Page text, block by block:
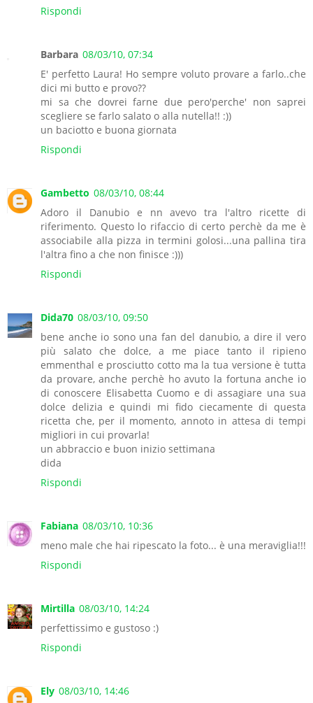
Rispondi
Barbara 08/03/10, 07:34
E' perfetto Laura! Ho sempre voluto provare a farlo..che
dici mi butto e provo??
mi sa che dovrei farne due pero'perche' non saprei
scegliere se farlo salato o alla nutella!! :))
un baciotto e buona giornata
Rispondi
Gambetto 08/03/10, 08:44
Adoro il Danubio e nn avevo tra l'altro ricette di
riferimento. Questo lo rifaccio di certo perchè da me è
associabile alla pizza in termini golosi...una pallina tira
l'altra fino a che non finisce :)))
Rispondi
Dida70 08/03/10, 09:50
bene anche io sono una fan del danubio, a dire il vero
più salato che dolce, a me piace tanto il ripieno
emmenthal e prosciutto cotto ma la tua versione è tutta
da provare, anche perchè ho avuto la fortuna anche io
di conoscere Elisabetta Cuomo e di assagiare una sua
dolce delizia e quindi mi fido ciecamente di questa
ricetta che, per il momento, annoto in attesa di tempi
migliori in cui provarla!
un abbraccio e buon inizio settimana
dida
Rispondi
Fabiana 08/03/10, 10:36
meno male che hai ripescato la foto... è una meraviglia!!!
Rispondi
Mirtilla 08/03/10, 14:24
perfettissimo e gustoso :)
Rispondi
Ely 08/03/10, 14:46